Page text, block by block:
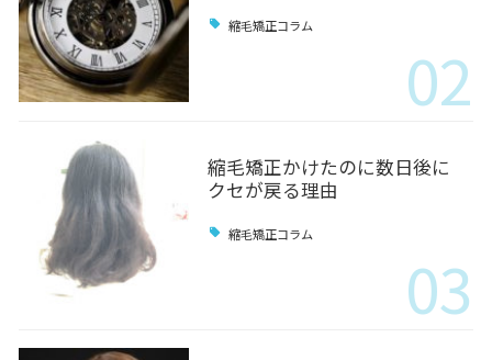
縮毛矯正コラム
02
縮毛矯正かけたのに数日後に
クセが戻る理由
縮毛矯正コラム
03